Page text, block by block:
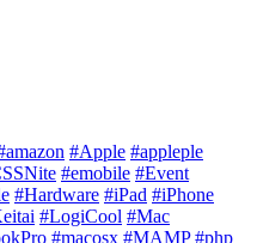
#Apple #appleple
#emobile #Event
#Hardware #iPad #iPhone
#LogiCool #Mac
#macosx #MAMP #php